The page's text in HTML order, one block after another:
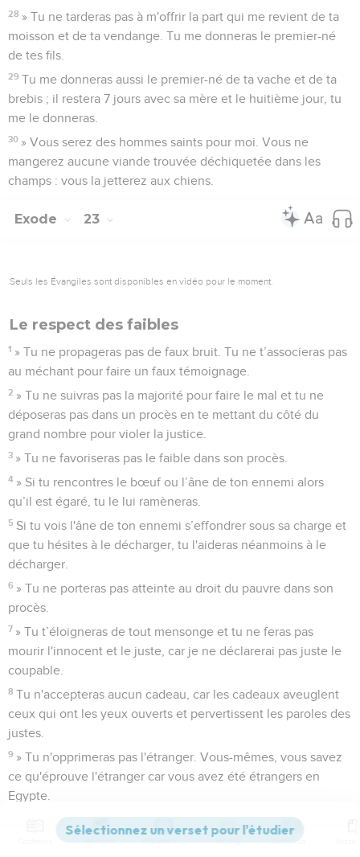
28 » Tu ne tarderas pas à m'offrir la part qui me revient de ta
moisson et de ta vendange. Tu me donneras le premier-né
de tes fils.
29 Tu me donneras aussi le premier-né de ta vache et de ta
brebis ; il restera 7 jours avec sa mère et le huitième jour, tu
me le donneras.
30 » Vous serez des hommes saints pour moi. Vous ne
mangerez aucune viande trouvée déchiquetée dans les
champs : vous la jetterez aux chiens.
Exode 23
Seuls les Évangiles sont disponibles en vidéo pour le moment.
Le respect des faibles
1 » Tu ne propageras pas de faux bruit. Tu ne t’associeras pas
au méchant pour faire un faux témoignage.
2 » Tu ne suivras pas la majorité pour faire le mal et tu ne
déposeras pas dans un procès en te mettant du côté du
grand nombre pour violer la justice.
3 » Tu ne favoriseras pas le faible dans son procès.
4 » Si tu rencontres le bœuf ou l’âne de ton ennemi alors
qu’il est égaré, tu le lui ramèneras.
5 Si tu vois l'âne de ton ennemi s’effondrer sous sa charge et
que tu hésites à le décharger, tu l'aideras néanmoins à le
décharger.
6 » Tu ne porteras pas atteinte au droit du pauvre dans son
procès.
7 » Tu t’éloigneras de tout mensonge et tu ne feras pas
mourir l'innocent et le juste, car je ne déclarerai pas juste le
coupable.
8 Tu n'accepteras aucun cadeau, car les cadeaux aveuglent
ceux qui ont les yeux ouverts et pervertissent les paroles des
justes.
9 » Tu n'opprimeras pas l'étranger. Vous-mêmes, vous savez
ce qu'éprouve l'étranger car vous avez été étrangers en
Egypte.
L'année du repos et le jour du repos
Versions Commentaires Strong